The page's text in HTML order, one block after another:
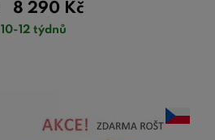
8 290 Kč
10-12 týdnů